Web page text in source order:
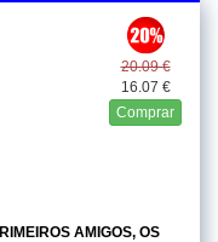
20.09 €
16.07 €
Comprar
AMIGOS, OS